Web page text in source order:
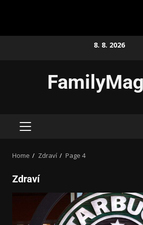
8. 8. 2026
Home Zdraví Page 4
Zdraví